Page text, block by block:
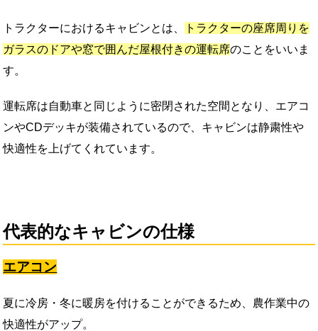
トラクターにおけるキャビンとは、
トラクターの座席周りを
ガラスのドアや窓で囲んだ屋根付きの運転席のことをいいま
す。
運転席は自動車と同じように密閉された空間となり、エアコ
ンやCDデッキが装備されているので、キャビンは静粛性や
快適性を上げてくれています。
代表的なキャビンの仕様
エアコン
夏に冷房・冬に暖房を付けることができるため、農作業中の
快適性がアップ。